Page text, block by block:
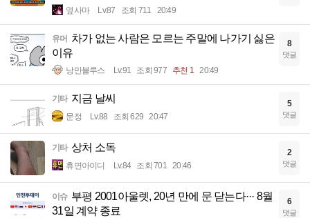
옆사마 Lv.87 조회 711 20:49
유머 차가 없는 사람은 모르는 주말에 나가기 싫은
이유
낭만블루스 Lv.91 조회 977 추천 1 20:49
8
댓글
기타 지금 날씨
문정 Lv.88 조회 629 20:47
5
댓글
기타 상처 소독
휴면아이디 Lv.84 조회 701 20:46
2
댓글
이슈 부평 2001아울렛, 20년 만에 문 닫는다··· 8월
31일 계약 종료
6
댓글